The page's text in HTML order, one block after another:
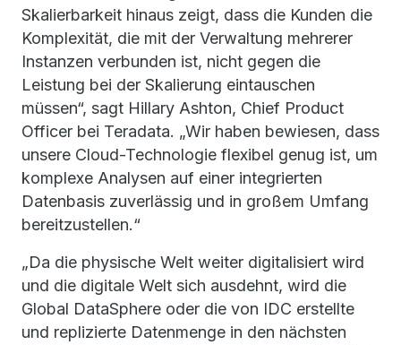
Skalierbarkeit hinaus zeigt, dass die Kunden die
Komplexität, die mit der Verwaltung mehrerer
Instanzen verbunden ist, nicht gegen die
Leistung bei der Skalierung eintauschen
müssen“, sagt Hillary Ashton, Chief Product
Officer bei Teradata. „Wir haben bewiesen, dass
unsere Cloud-Technologie flexibel genug ist, um
komplexe Analysen auf einer integrierten
Datenbasis zuverlässig und in großem Umfang
bereitzustellen.“
„Da die physische Welt weiter digitalisiert wird
und die digitale Welt sich ausdehnt, wird die
Global DataSphere oder die von IDC erstellte
und replizierte Datenmenge in den nächsten